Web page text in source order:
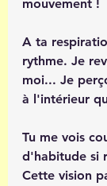
mouvement !
A ta
rythme. Je
moi... Je
à l'intérieur
Tu me vois
d'habitude si
Cette vision